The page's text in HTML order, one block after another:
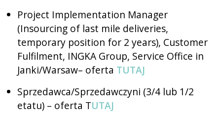
Project Implementation Manager
(Insourcing of last mile deliveries,
temporary position for 2 years), Customer
Fulfilment, INGKA Group, Service Office in
Janki/Warsaw– oferta TUTAJ
Sprzedawca/Sprzedawczyni (3/4 lub 1/2
etatu) – oferta TUTAJ